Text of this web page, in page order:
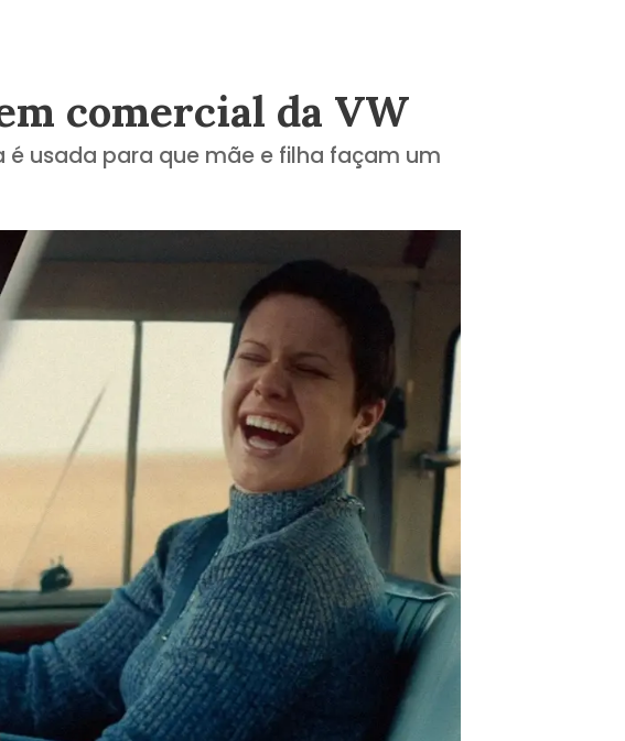
comercial da VW
usada para que mãe e filha façam um